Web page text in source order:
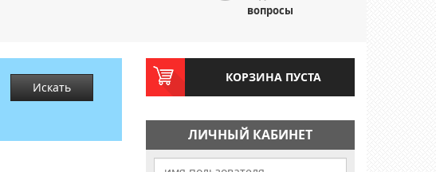
вопросы
Искать
КОРЗИНА ПУСТА
ЛИЧНЫЙ КАБИНЕТ